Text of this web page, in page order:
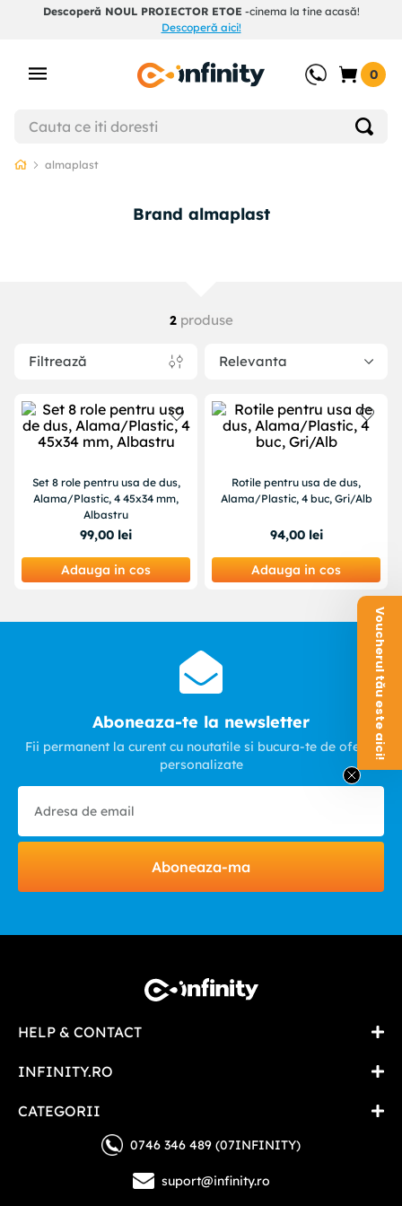
Descoperă NOUL PROIECTOR ETOE -cinema la tine acasă!
Descoperă aici!
0
almaplast
Brand almaplast
2 produse
Filtrează Relevanta
Set 8 role pentru usa de dus,
Alama/Plastic, 4 45x34 mm,
Albastru
99,00 lei
Adauga in cos
Rotile pentru usa de dus,
Alama/Plastic, 4 buc, Gri/Alb
94,00 lei
Adauga in cos
Aboneaza-te la newsletter
Fii permanent la curent cu noutatile si bucura-te de oferte
personalizate
Aboneaza-ma
HELP & CONTACT
INFINITY.RO
CATEGORII
0746 346 489 (07INFINITY)
suport@infinity.ro
Voucherul tău este aici!